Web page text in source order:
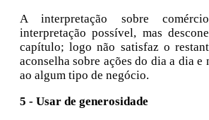
A interpretação sobre
interpretação possível, mas
capítulo; logo não satisfaz o
aconselha sobre ações do dia a dia
ao algum tipo de negócio.
5 - Usar de generosidade